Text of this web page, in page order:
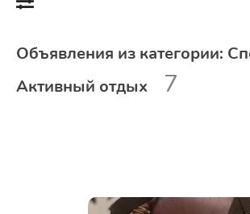
Объявления из категории:
Активный отдых
7